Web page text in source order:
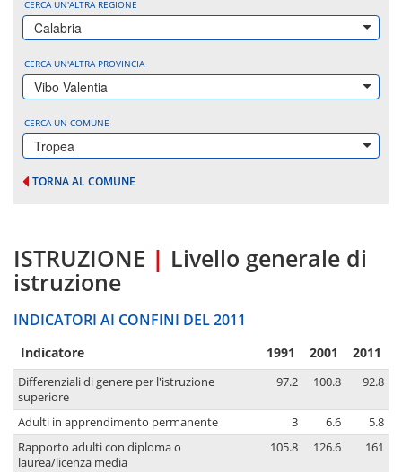
CERCA UN'ALTRA REGIONE
Calabria
CERCA UN'ALTRA PROVINCIA
Vibo Valentia
CERCA UN COMUNE
Tropea
TORNA AL COMUNE
ISTRUZIONE | Livello generale di
istruzione
INDICATORI AI CONFINI DEL 2011
Indicatore 1991 2001 2011
Differenziali di genere per l'istruzione
superiore
97.2 100.8 92.8
Adulti in apprendimento permanente 3 6.6
5.8
Rapporto adulti con diploma o
laurea/licenza media
105.8 126.6 161